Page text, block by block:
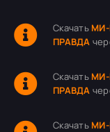
Скачать
ПРАВДА
Скачать
ПРАВДА
Скачать